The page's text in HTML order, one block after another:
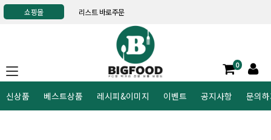
쇼핑몰 리스트 바로주문
0
신상품 베스트상품 레시피&이미지 이벤트 공지사항 문의